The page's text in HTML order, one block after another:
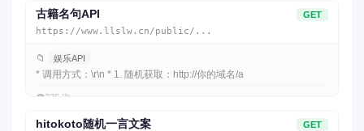
古籍名句API GET
https://www.llslw.cn/public/...
📁 娱乐API
* 调用方式：\r\n * 1. 随机获取：http://你的域名/a
👁️226 次
hitokoto随机一言文案 GET